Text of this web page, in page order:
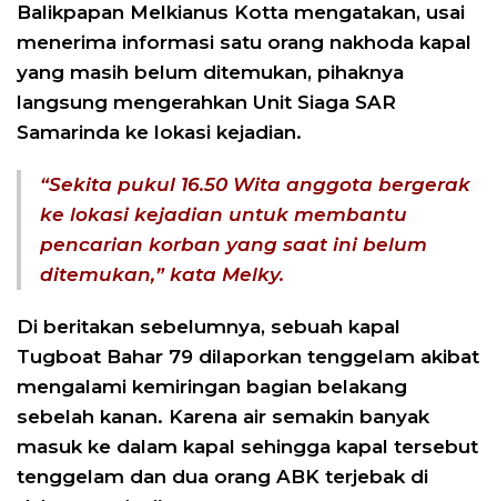
Balikpapan Melkianus Kotta mengatakan, usai
menerima informasi satu orang nakhoda kapal
yang masih belum ditemukan, pihaknya
langsung mengerahkan Unit Siaga SAR
Samarinda ke lokasi kejadian.
“Sekita pukul 16.50 Wita anggota bergerak
ke lokasi kejadian untuk membantu
pencarian korban yang saat ini belum
ditemukan,” kata Melky.
Di beritakan sebelumnya, sebuah kapal
Tugboat Bahar 79 dilaporkan tenggelam akibat
mengalami kemiringan bagian belakang
sebelah kanan. Karena air semakin banyak
masuk ke dalam kapal sehingga kapal tersebut
tenggelam dan dua orang ABK terjebak di